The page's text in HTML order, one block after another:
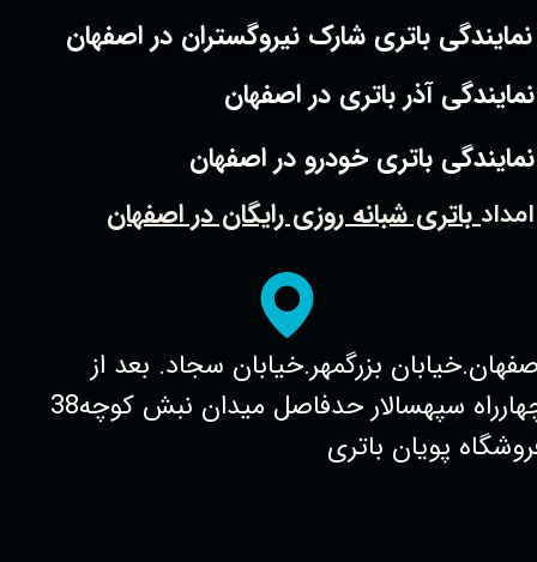
بزرگمهر.خیابان سجاد. بعد از
چهارراه سپهسالار حدفاصل میدان نبش کوچه38
پویان باتری
نمایندگی آذر باتری در اصفهان
نمایندگی باتری شارک نیروگستران در اصفهان
نمایندگی باتری خودرو در اصفهان
امدادباتری شبانه روزی رایگان در اصفهان